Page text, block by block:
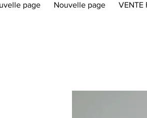
page Nouvelle page VENTE